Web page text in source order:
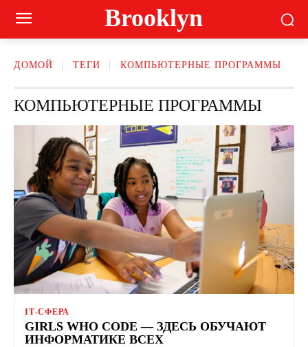
Brooklyn
ДОМОЙ ТЕГИ КОМПЬЮТЕРНЫЕ ПРОГРАММЫ
КОМПЬЮТЕРНЫЕ ПРОГРАММЫ
ІТ-СФЕРА
GIRLS WHO CODE — ЗДЕСЬ ОБУЧАЮТ
ИНФОРМАТИКЕ ВСЕХ